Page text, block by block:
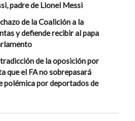
padre de Lionel Messi
de la Coalición a la
y defiende recibir al papa
de la oposición por
que el FA no sobrepasará
polémica por deportados de